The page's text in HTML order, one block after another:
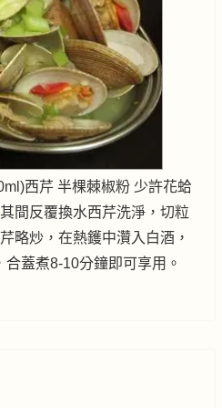
西芹 半棵棘椒粉 少許花蛤
間反覆換水西芹洗淨，切粒
略炒，在熱鑊中灒入白酒，
蓋煮8-10分鐘即可享用。